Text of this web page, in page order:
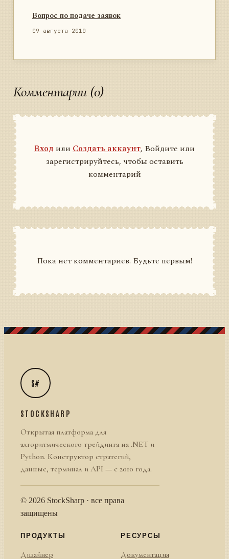
Вопрос по подаче заявок
09 августа 2010
Комментарии (0)
Вход или Создать аккаунт, Войдите или
зарегистрируйтесь, чтобы оставить
комментарий
Пока нет комментариев. Будьте первым!
S#
STOCKSHARP
Открытая платформа для
алгоритмического трейдинга на .NET и
Python. Конструктор стратегий,
данные, терминал и API — с 2010 года.
© 2026 StockSharp · все права
защищены
ПРОДУКТЫ
Дизайнер
РЕСУРСЫ
Документация